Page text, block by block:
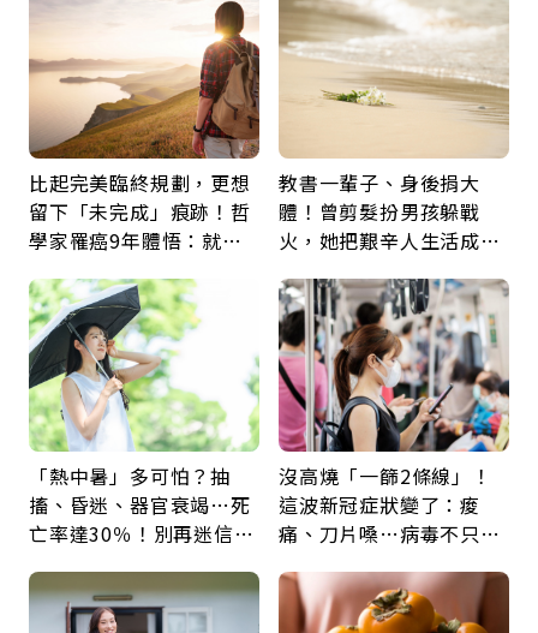
比起完美臨終規劃，更想
留下「未完成」痕跡！哲
學家罹癌9年體悟：就算
天相遇
教書一輩子、身後捐大
體！曾剪髮扮男孩躲戰
火，她把艱辛人生活成風
福
「熱中暑」多可怕？抽
搐、昏迷、器官衰竭…死
亡率達30％！別再迷信
5招才能真救命
沒高燒「一篩2條線」！
這波新冠症狀變了：痠
痛、刀片嗓…病毒不只攻
管發炎